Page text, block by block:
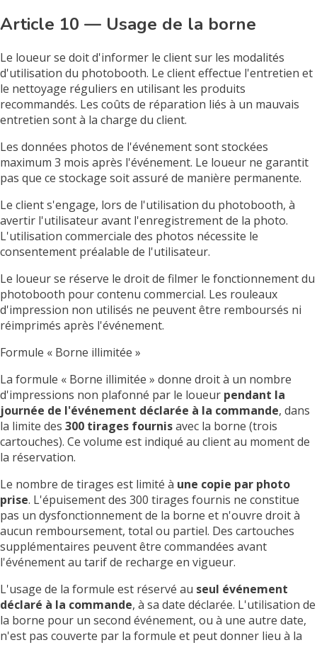
Article 10 — Usage de la borne
Le loueur se doit d'informer le client sur les modalités
d'utilisation du photobooth. Le client effectue l'entretien et
le nettoyage réguliers en utilisant les produits
recommandés. Les coûts de réparation liés à un mauvais
entretien sont à la charge du client.
Les données photos de l'événement sont stockées
maximum 3 mois après l'événement. Le loueur ne garantit
pas que ce stockage soit assuré de manière permanente.
Le client s'engage, lors de l'utilisation du photobooth, à
avertir l'utilisateur avant l'enregistrement de la photo.
L'utilisation commerciale des photos nécessite le
consentement préalable de l'utilisateur.
Le loueur se réserve le droit de filmer le fonctionnement du
photobooth pour contenu commercial. Les rouleaux
d'impression non utilisés ne peuvent être remboursés ni
réimprimés après l'événement.
Formule « Borne illimitée »
La formule « Borne illimitée » donne droit à un nombre
d'impressions non plafonné par le loueur pendant la
journée de l'événement déclarée à la commande, dans
la limite des 300 tirages fournisavec la borne (trois
cartouches). Ce volume est indiqué au client au moment de
la réservation.
Le nombre de tirages est limité à une copie par photo
prise. L'épuisement des 300 tirages fournis ne constitue
pas un dysfonctionnement de la borne et n'ouvre droit à
aucun remboursement, total ou partiel. Des cartouches
supplémentaires peuvent être commandées avant
l'événement au tarif de recharge en vigueur.
L'usage de la formule est réservé au seul événement
déclaré à la commande, à sa date déclarée. L'utilisation de
la borne pour un second événement, ou à une autre date,
n'est pas couverte par la formule et peut donner lieu à la